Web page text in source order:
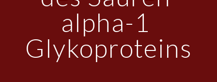
alpha-1
Glykoproteins